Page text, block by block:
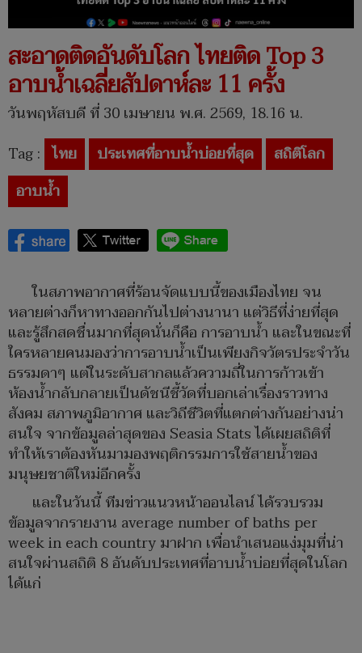
สะอาดติดอันดับโลก ไทยติด Top 3
อาบน้ำเฉลี่ยสัปดาห์ละ 11 ครั้ง
วันพฤหัสบดี ที่ 30 เมษายน พ.ศ. 2569, 18.16 น.
Tag : ไทย ประเทศที่อาบน้ำบ่อยที่สุด
สถิติโลก
อาบน้ำ
ในสภาพอากาศที่ร้อนจัดแบบนี้ของเมืองไทย จน
หลายต่างก็หาทางออกกันไปต่างนานา แต่วิธีที่ง่ายที่สุด
และรู้สึกสดชื่นมากที่สุดนั่นก็คือ การอาบน้ำ และในขณะที่
ใครหลายคนมองว่าการอาบน้ำเป็นเพียงกิจวัตรประจำวัน
ธรรมดาๆ แต่ในระดับสากลแล้วความถี่ในการก้าวเข้า
ห้องน้ำกลับกลายเป็นดัชนีชี้วัดที่บอกเล่าเรื่องราวทาง
สังคม สภาพภูมิอากาศ และวิถีชีวิตที่แตกต่างกันอย่างน่า
สนใจ จากข้อมูลล่าสุดของ Seasia Stats ได้เผยสถิติที่
ทำให้เราต้องหันมามองพฤติกรรมการใช้สายน้ำของ
มนุษยชาติใหม่อีกครั้ง
และในวันนี้ ทีมข่าวแนวหน้าออนไลน์ ได้รวบรวม
ข้อมูลจากรายงาน average number of baths per
week in each country มาฝาก เพื่อนำเสนอแง่มุมที่น่า
สนใจผ่านสถิติ 8 อันดับประเทศที่อาบน้ำบ่อยที่สุดในโลก
ได้แก่